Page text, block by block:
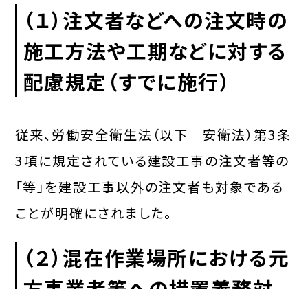
（１） 注文者などへの注文時の
施工方法や工期などに対する
配慮規定 （すでに施行）
従来、労働安全衛生法（以下 安衛法）第3条
3項に規定されている建設工事の注文者等の
「等」を建設工事以外の注文者も対象である
ことが明確にされました。
（２） 混在作業場所における元